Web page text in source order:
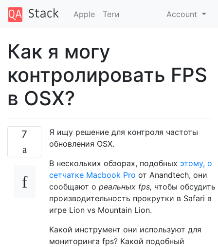
Apple Теги Account
Как я могу
контролировать FPS
в OSX?
7
Я ищу решение для контроля частоты
обновления OSX.
В нескольких обзорах, подобных этому, о
сетчатке Macbook Pro от Anandtech, они
сообщают о реальных fps, чтобы обсудить
производительность прокрутки в Safari в
игре Lion vs Mountain Lion.
Какой инструмент они используют для
мониторинга fps? Какой подобный